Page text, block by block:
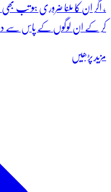
، اگر ان کا ملنا ضروری ہو تب
کر کے ان لوگوں کے پاس سے
مزید پڑھیں